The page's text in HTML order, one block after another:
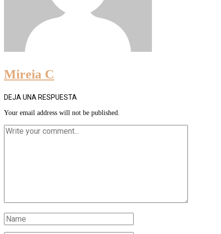
Mireia C
DEJA UNA RESPUESTA
Your email address will not be published.